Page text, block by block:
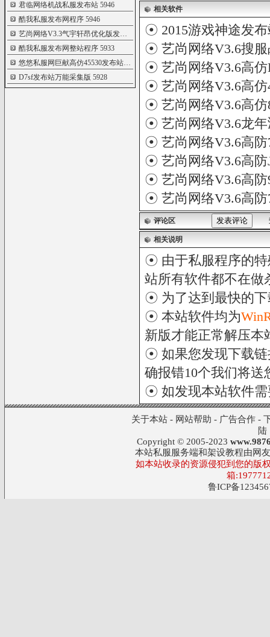
君临网络机战私服发布站5946
酷我私服发布网程序5946
艺尚网络V3.3气宇轩昂优化版发布站程序
5944
酷我私服发布网整站程序5933
悠悠私服网巨献高仿45530发布站程序
5932
D7sf发布站万能采集版 5928
相关软件
☉ 2015游戏神途发
☉ 艺尚网络V3.6搜
☉ 艺尚网络V3.6高
☉ 艺尚网络V3.6高
☉ 艺尚网络V3.6高
☉ 艺尚网络V3.6龙
☉ 艺尚网络V3.6高
☉ 艺尚网络V3.6高
☉ 艺尚网络V3.6高
☉ 艺尚网络V3.6高
评论区
相关说明
☉ 由于私服程序的特
站所有软件都不在做
☉ 为了达到最快的
☉ 本站软件均为
新版才能正常解压本
☉ 如果您发现下载链
确报错10个我们将送
☉ 如发现本站软件
关于本站- 网站帮助 - 广告合作-
陆
Copyright © 2005-2023
本站私服服务端和架设教程由网
如本站收录的资源侵犯到您的版
箱
鲁ICP备